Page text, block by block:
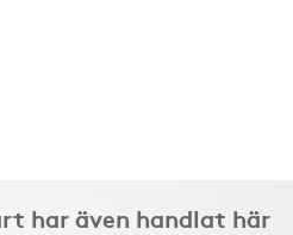
har även handlat här